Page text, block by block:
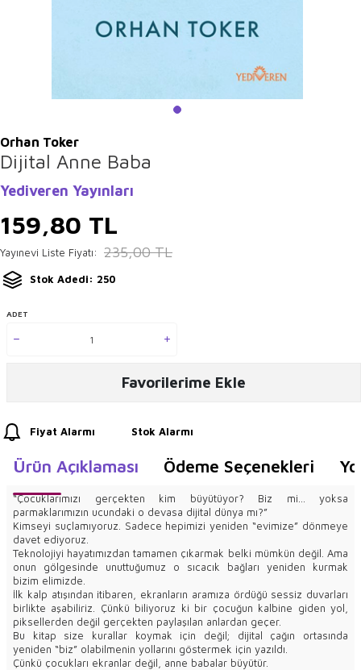
Orhan Toker
Dijital Anne Baba
Yediveren Yayınları
159,80 TL
Yayınevi Liste Fiyatı: 235,00TL
Stok Adedi: 250
ADET
Favorilerime Ekle
Fiyat Alarmı Stok Alarmı
Ürün Açıklaması Ödeme Seçenekleri
“Çocuklarımızı gerçekten kim büyütüyor? Biz mi… yoksa
parmaklarımızın ucundaki o devasa dijital dünya mı?”
Kimseyi suçlamıyoruz. Sadece hepimizi yeniden “evimize” dönmeye
davet ediyoruz.
Teknolojiyi hayatımızdan tamamen çıkarmak belki mümkün değil. Ama
onun gölgesinde unuttuğumuz o sıcacık bağları yeniden kurmak
bizim elimizde.
İlk kalp atışından itibaren, ekranların aramıza ördüğü sessiz duvarları
birlikte aşabiliriz. Çünkü biliyoruz ki bir çocuğun kalbine giden yol,
piksellerden değil gerçekten paylaşılan anlardan geçer.
Bu kitap size kurallar koymak için değil; dijital çağın ortasında
yeniden “biz” olabilmenin yollarını göstermek için yazıldı.
Çünkü çocukları ekranlar değil, anne babalar büyütür.